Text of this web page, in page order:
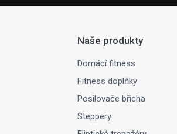
Naše produkty
Domácí fitness
Fitness doplňky
Posilovače břicha
Steppery